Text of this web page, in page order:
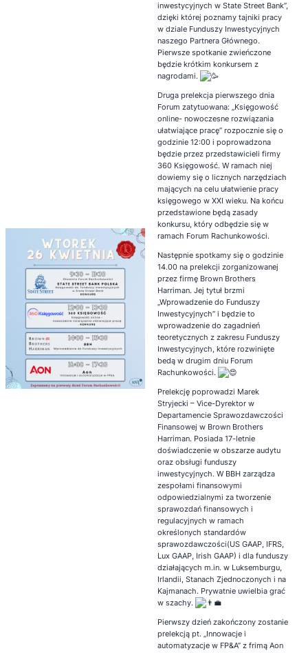
inwestycyjnych w State Street Bank”,
dzięki której poznamy tajniki pracy
w dziale Funduszy Inwestycyjnych
naszego Partnera Głównego.
Pierwsze spotkanie zwieńczone
będzie krótkim konkursem z
nagrodami.
Druga prelekcja pierwszego dnia
Forum zatytuowana: „Księgowość
online- nowoczesne rozwiązania
ułatwiające pracę” rozpocznie się o
godzinie 12:00 i poprowadzona
będzie przez przedstawicieli firmy
360 Księgowość. W ramach niej
dowiemy się o licznych narzędziach
mających na celu ułatwienie pracy
księgowego w XXI wieku. Na końcu
przedstawione będą zasady
konkursu, który odbędzie się w
ramach Forum Rachunkowości.
Następnie spotkamy się o godzinie
14.00 na prelekcji zorganizowanej
przez firmę Brown Brothers
Harriman. Jej tytuł brzmi
„Wprowadzenie do Funduszy
Inwestycyjnych” i będzie to
wprowadzenie do zagadnień
teoretycznych z zakresu Funduszy
Inwestycyjnych, które rozwinięte
bedą w drugim dniu Forum
Rachunkowości.
Prelekcję poprowadzi Marek
Stryjecki – Vice-Dyrektor w
Departamencie Sprawozdawczości
Finansowej w Brown Brothers
Harriman. Posiada 17-letnie
doświadczenie w obszarze audytu
oraz obsługi funduszy
inwestycyjnych. W BBH zarządza
zespołami finansowymi
odpowiedzialnymi za tworzenie
sprawozdań finansowych i
regulacyjnych w ramach
określonych standardów
sprawozdawczości(US GAAP, IFRS,
Lux GAAP, Irish GAAP) i dla funduszy
działających m.in. w Luksemburgu,
Irlandii, Stanach Zjednoczonych i na
Kajmanach. Prywatnie uwielbia grać
w szachy.
Pierwszy dzień zakończony zostanie
prelekcją pt. „Innowacje i
automatyzacje w FP&A” z frimą Aon